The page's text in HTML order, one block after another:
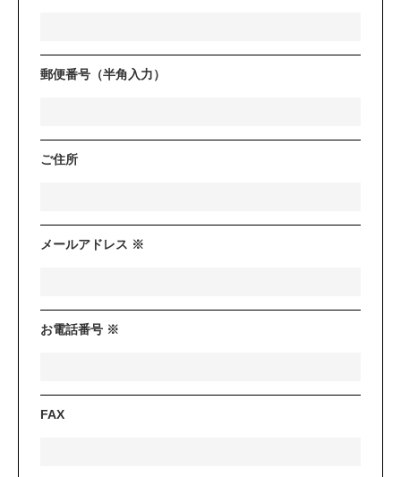
郵便番号（半角入力）
ご住所
メールアドレス ※
お電話番号 ※
FAX